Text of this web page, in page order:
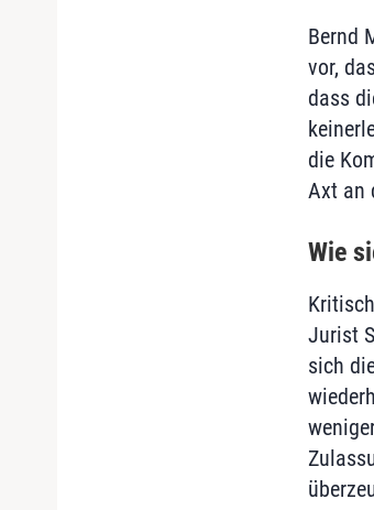
Bernd
vor,
dass
die
Axt an
Wie
Jurist
sich